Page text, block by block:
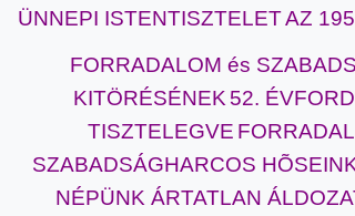
ÜNNEPI ISTENTISZTELETAZ
FORRADALOM és
KITÖRÉSÉNEK 52.
TISZTELEGVE
SZABADSÁGHARCOS
NÉPÜNK ÁRTATLAN